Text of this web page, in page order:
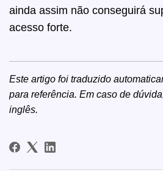
ainda assim não conseguirá
acesso forte.
Este artigo foi traduzido
para referência. Em caso de
inglês.